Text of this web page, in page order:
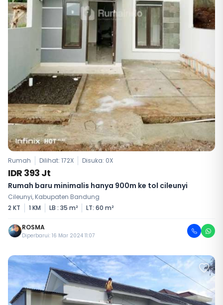
Rumah Dilihat: 172X Disuka: 0X
IDR 393 Jt
Rumah baru minimalis hanya 900m ke tol cileunyi
Cileunyi, Kabupaten Bandung
2 KT
1 KM LB : 35 m² LT: 60 m²
ROSMA
Diperbarui: 16 Mar 2024 11:07